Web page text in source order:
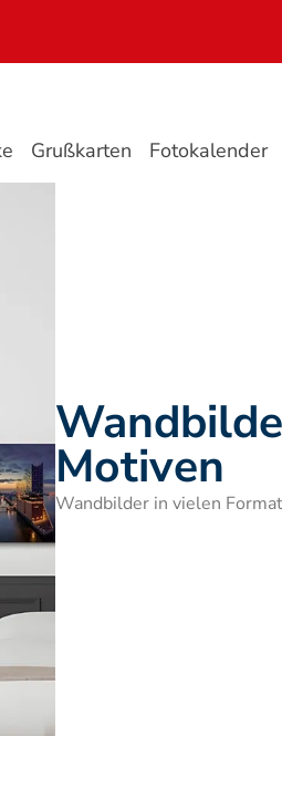
Grußkarten Fotokalender
Motiven
Wandbilder in vielen